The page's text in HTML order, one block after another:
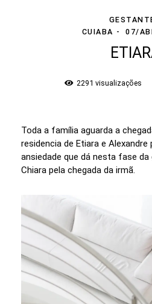
CUIABA
07/
2291 visualizações
Toda a família aguarda a
residencia de Etiara e
ansiedade que dá nesta fase da
Chiara pela chegada da irmã.